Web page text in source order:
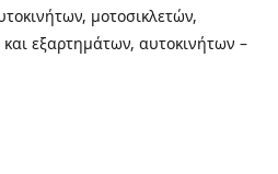
μοτοσικλετών,
και εξαρτημάτων, αυτοκινήτων –